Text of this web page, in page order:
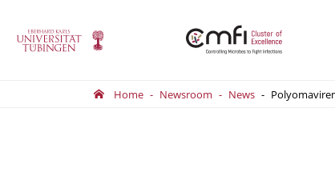
Home Newsroom News